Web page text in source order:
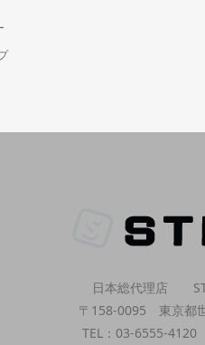
日本総代理店
〒158-0095 東京都
TEL：03-6555-